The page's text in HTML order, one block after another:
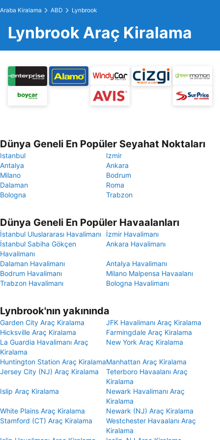
Araba Kiralama ABD Lynbrook
Lynbrook Araç Kiralama
Dünya Geneli En Popüler Seyahat Noktaları
Istanbul
Izmir
Antalya
Ankara
Milano
Bodrum
Dalaman
Roma
Bologna
Trabzon
Dünya Geneli En Popüler Havaalanları
İstanbul Uluslararası Havalimanı
İzmir Havalimanı
İstanbul Sabiha Gökçen
Havalimanı
Ankara Havalimanı
Dalaman Havalimanı
Antalya Havalimanı
Bodrum Havalimanı
Milano Malpensa Havaalanı
Trabzon Havalimanı
Bologna Havalimanı
Lynbrook'nın yakınında
Garden City Araç Kiralama
JFK Havalimanı Araç Kiralama
Hicksville Araç Kiralama
Farmingdale Araç Kiralama
La Guardia Havalimanı Araç
Kiralama
New York Araç Kiralama
Huntington Station Araç KiralamaManhattan Araç Kiralama
Jersey City (NJ) Araç Kiralama
Teterboro Havaalanı Araç
Kiralama
Islip Araç Kiralama
Newark Havalimanı Araç
Kiralama
White Plains Araç Kiralama
Newark (NJ) Araç Kiralama
Stamford (CT) Araç Kiralama
Westchester Havaalanı Araç
Kiralama